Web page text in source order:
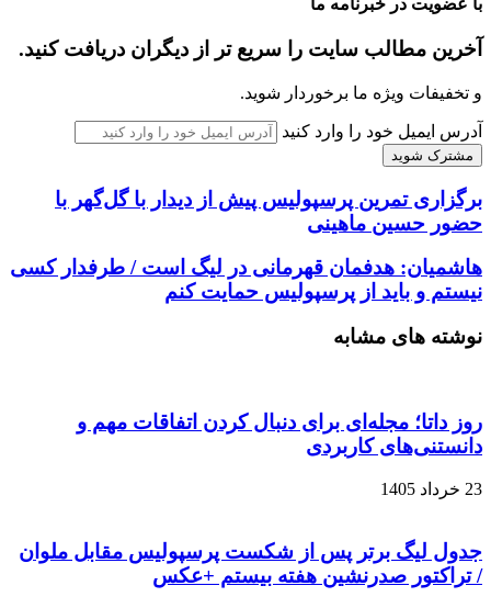
با عضویت در خبرنامه ما
آخرین مطالب سایت را سریع تر از دیگران دریافت کنید.
و تخفیفات ویژه ما برخوردار شوید.
آدرس ایمیل خود را وارد کنید
برگزاری تمرین پرسپولیس پیش از دیدار با گل‌گهر با
حضور حسین ماهینی
هاشمیان: هدفمان قهرمانی در لیگ است / طرفدار کسی
نیستم و باید از پرسپولیس حمایت کنم
نوشته های مشابه
روز داتا؛ مجله‌ای برای دنبال کردن اتفاقات مهم و
دانستنی‌های کاربردی
23 خرداد 1405
جدول لیگ برتر پس از شکست پرسپولیس مقابل ملوان
/ تراکتور صدرنشین هفته بیستم +عکس